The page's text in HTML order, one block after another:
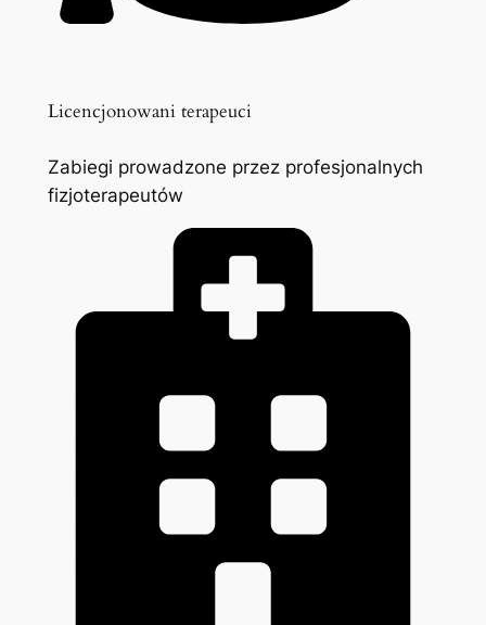
Licencjonowani terapeuci
Zabiegi prowadzone przez profesjonalnych
fizjoterapeutów